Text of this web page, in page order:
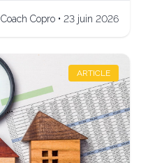
Coach Copro • 23 juin 2026
ARTICLE